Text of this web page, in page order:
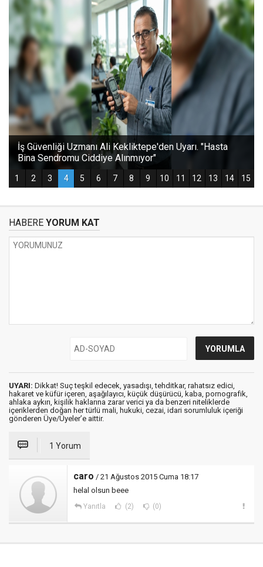
HABERE YORUM KAT
UYARI: Dikkat! Suç teşkil edecek, yasadışı, tehditkar, rahatsız edici,
hakaret ve küfür içeren, aşağılayıcı, küçük düşürücü, kaba, pornografik,
ahlaka aykırı, kişilik haklarına zarar verici ya da benzeri niteliklerde
içeriklerden doğan her türlü mali, hukuki, cezai, idari sorumluluk içeriği
gönderen Üye/Üyeler’e aittir.
1 Yorum
caro / 21 Ağustos 2015 Cuma 18:17
helal olsun beee
Yanıtla (2) (0)